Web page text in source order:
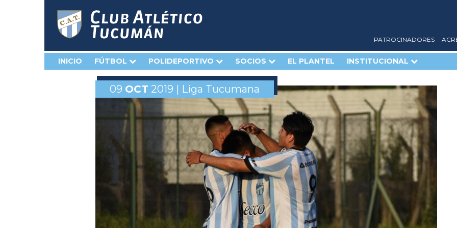
PATROCINADORES
INICIO FÚTBOL POLIDEPORTIVO SOCIOS EL PLANTEL INSTITUCIONAL
09 OCT 2019 | Liga Tucumana